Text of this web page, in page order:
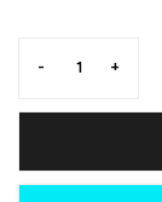
- +